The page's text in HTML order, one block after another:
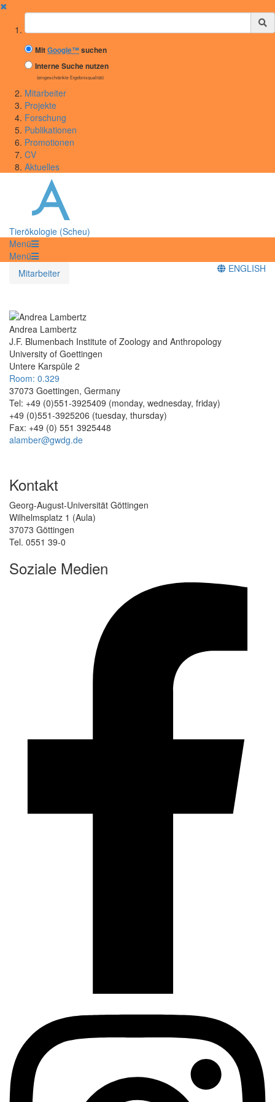
✖
Suchbegriff
MitGoogle™suchen
Interne Suche nutzen
(eingeschränkte Ergebnisqualität)
Mitarbeiter
Projekte
Forschung
Publikationen
Promotionen
CV
Aktuelles
Tierökologie (Scheu)
Menü
Menü
Mitarbeiter
ENGLISH
Andrea Lambertz
J.F. Blumenbach Institute of Zoology and Anthropology
University of Goettingen
Untere Karspüle 2
Room: 0.329
37073 Goettingen, Germany
Tel: +49 (0)551-3925409 (monday, wednesday, friday)
+49 (0)551-3925206 (tuesday, thursday)
Fax: +49 (0) 551 3925448
alamber@gwdg.de
Kontakt
Georg-August-Universität Göttingen
Wilhelmsplatz 1 (Aula)
37073 Göttingen
Tel. 0551 39-0
Soziale Medien